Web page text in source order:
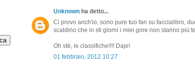
Unknown ha detto...
Ci provo anch'io, sono pure tuo fan su faccialibro,
scaldino che in sti giorni i miei gore non stanno più
Oh stè, le classifiche!!!! Daje!
01 febbraio, 2012 10:27